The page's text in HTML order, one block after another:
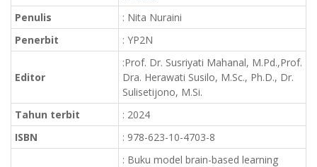
Penulis
: Nita Nuraini
Penerbit
: YP2N
Editor
:Prof. Dr. Susriyati Mahanal, M.Pd.,Prof.
Dra. Herawati Susilo, M.Sc., Ph.D., Dr.
Sulisetijono, M.Si.
Tahun terbit
: 2024
ISBN
: 978-623-10-4703-8
: Buku model brain-based learning